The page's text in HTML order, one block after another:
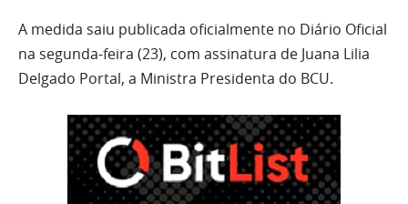
A medida saiu publicada oficialmente no Diário Oficial
na segunda-feira (23), com assinatura de Juana Lilia
Delgado Portal, a Ministra Presidenta do BCU.